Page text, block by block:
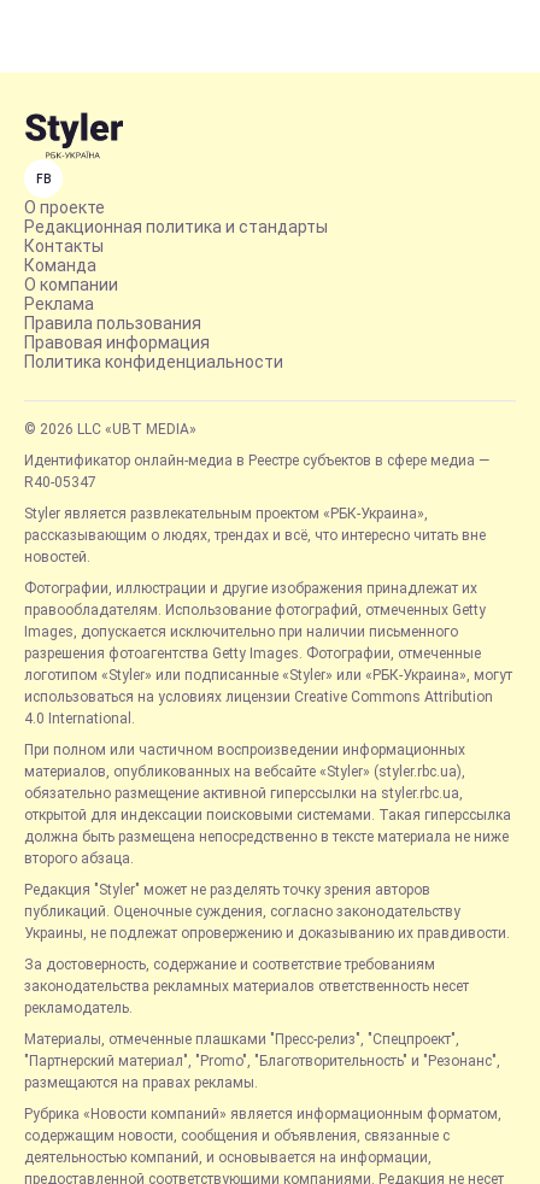
FB
О проекте
Редакционная политика и стандарты
Контакты
Команда
О компании
Реклама
Правила пользования
Правовая информация
Политика конфиденциальности
© 2026 LLC «UBT MEDIA»
Идентификатор онлайн-медиа в Реестре субъектов в сфере медиа —
R40-05347
Styler является развлекательным проектом «РБК-Украина»,
рассказывающим о людях, трендах и всё, что интересно читать вне
новостей.
Фотографии, иллюстрации и другие изображения принадлежат их
правообладателям. Использование фотографий, отмеченных Getty
Images, допускается исключительно при наличии письменного
разрешения фотоагентства Getty Images. Фотографии, отмеченные
логотипом «Styler» или подписанные «Styler» или «РБК-Украина», могут
использоваться на условиях лицензии Creative Commons Attribution
4.0 International.
При полном или частичном воспроизведении информационных
материалов, опубликованных на вебсайте «Styler» (styler.rbc.ua),
обязательно размещение активной гиперссылки на styler.rbc.ua,
открытой для индексации поисковыми системами. Такая гиперссылка
должна быть размещена непосредственно в тексте материала не ниже
второго абзаца.
Редакция "Styler" может не разделять точку зрения авторов
публикаций. Оценочные суждения, согласно законодательству
Украины, не подлежат опровержению и доказыванию их правдивости.
За достоверность, содержание и соответствие требованиям
законодательства рекламных материалов ответственность несет
рекламодатель.
Материалы, отмеченные плашками "Пресс-релиз", "Спецпроект",
"Партнерский материал", "Promo", "Благотворительность" и "Резонанс",
размещаются на правах рекламы.
Рубрика «Новости компаний» является информационным форматом,
содержащим новости, сообщения и объявления, связанные с
деятельностью компаний, и основывается на информации,
предоставленной соответствующими компаниями. Редакция не несет